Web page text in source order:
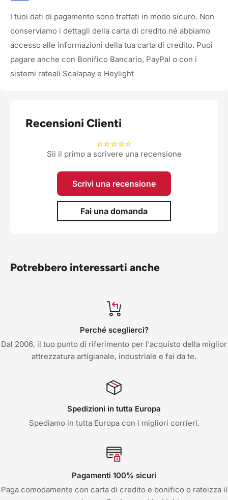
I tuoi dati di pagamento sono trattati in modo sicuro. Non
conserviamo i dettagli della carta di credito né abbiamo
accesso alle informazioni della tua carta di credito. Puoi
pagare anche con Bonifico Bancario, PayPal o con i
sistemi rateali Scalapay e Heylight
Recensioni Clienti
Sii il primo a scrivere una recensione
Scrivi una recensione
Fai una domanda
Potrebbero interessarti anche
Perché sceglierci?
Dal 2006, il tuo punto di riferimento per l'acquisto della miglior
attrezzatura artigianale, industriale e fai da te.
Spedizioni in tutta Europa
Spediamo in tutta Europa con i migliori corrieri.
Pagamenti 100% sicuri
Paga comodamente con carta di credito e bonifico o rateizza il